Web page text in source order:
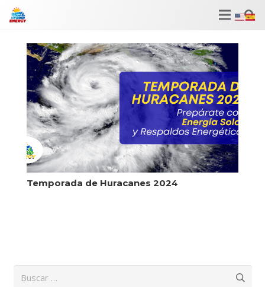
Temporada de Huracanes 2024